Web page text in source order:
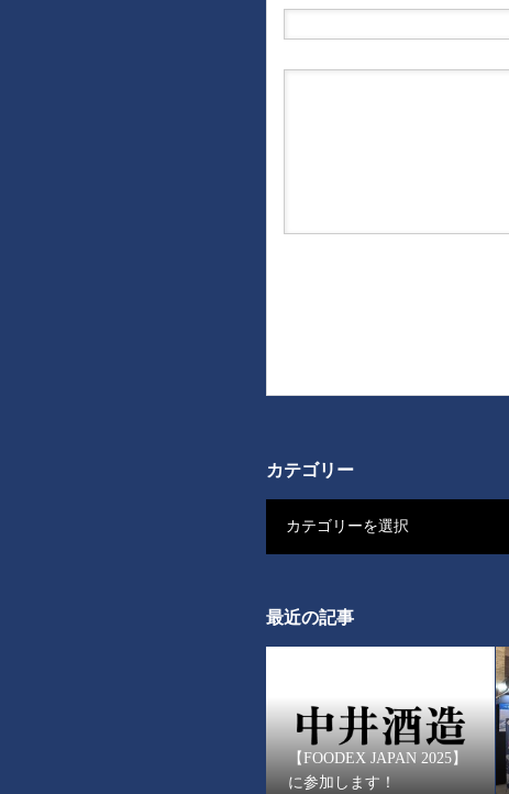
カテゴリー
カテゴリーを選択
最近の記事
【FOODEX JAPAN 2025】
に参加します！